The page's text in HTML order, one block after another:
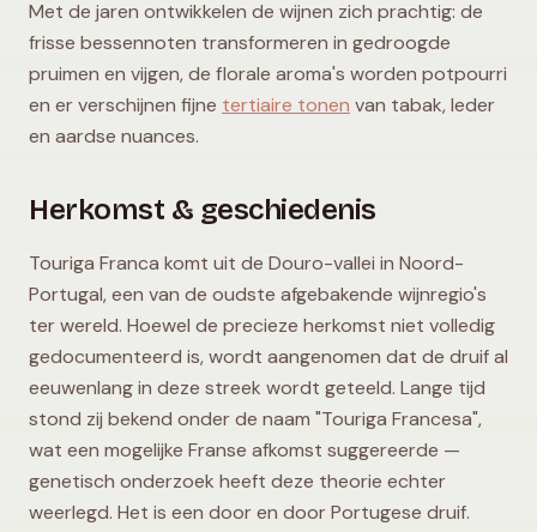
Met de jaren ontwikkelen de wijnen zich prachtig: de
frisse bessennoten transformeren in gedroogde
pruimen en vijgen, de florale aroma's worden potpourri
en er verschijnen fijne tertiaire tonen van tabak, leder
en aardse nuances.
Herkomst & geschiedenis
Touriga Franca komt uit de Douro-vallei in Noord-
Portugal, een van de oudste afgebakende wijnregio's
ter wereld. Hoewel de precieze herkomst niet volledig
gedocumenteerd is, wordt aangenomen dat de druif al
eeuwenlang in deze streek wordt geteeld. Lange tijd
stond zij bekend onder de naam "Touriga Francesa",
wat een mogelijke Franse afkomst suggereerde —
genetisch onderzoek heeft deze theorie echter
weerlegd. Het is een door en door Portugese druif.